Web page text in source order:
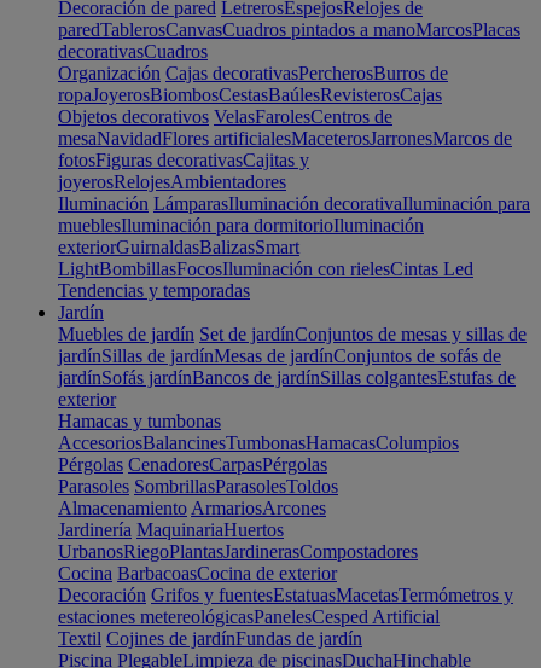
Decoración de pared LetrerosEspejosRelojes de
paredTablerosCanvasCuadros pintados a manoMarcosPlacas
decorativasCuadros
Organización Cajas decorativasPercherosBurros de
ropaJoyerosBiombosCestasBaúlesRevisterosCajas
Objetos decorativos VelasFarolesCentros de
mesaNavidadFlores artificialesMaceterosJarronesMarcos de
fotosFiguras decorativasCajitas y
joyerosRelojesAmbientadores
Iluminación LámparasIluminación decorativaIluminación para
mueblesIluminación para dormitorioIluminación
exteriorGuirnaldasBalizasSmart
LightBombillasFocosIluminación con rielesCintas Led
Tendencias y temporadas
Jardín
Muebles de jardín Set de jardínConjuntos de mesas y sillas de
jardínSillas de jardínMesas de jardínConjuntos de sofás de
jardínSofás jardínBancos de jardínSillas colgantesEstufas de
exterior
Hamacas y tumbonas
AccesoriosBalancinesTumbonasHamacasColumpios
Pérgolas CenadoresCarpasPérgolas
Parasoles SombrillasParasolesToldos
Almacenamiento ArmariosArcones
Jardinería MaquinariaHuertos
UrbanosRiegoPlantasJardinerasCompostadores
Cocina BarbacoasCocina de exterior
Decoración Grifos y fuentesEstatuasMacetasTermómetros y
estaciones metereológicasPanelesCesped Artificial
Textil Cojines de jardínFundas de jardín
Piscina PlegableLimpieza de piscinasDuchaHinchable